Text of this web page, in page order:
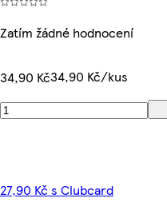
Zatím žádné hodnocení
34,90 Kč34,90 Kč/kus
27,90 Kč s Clubcard